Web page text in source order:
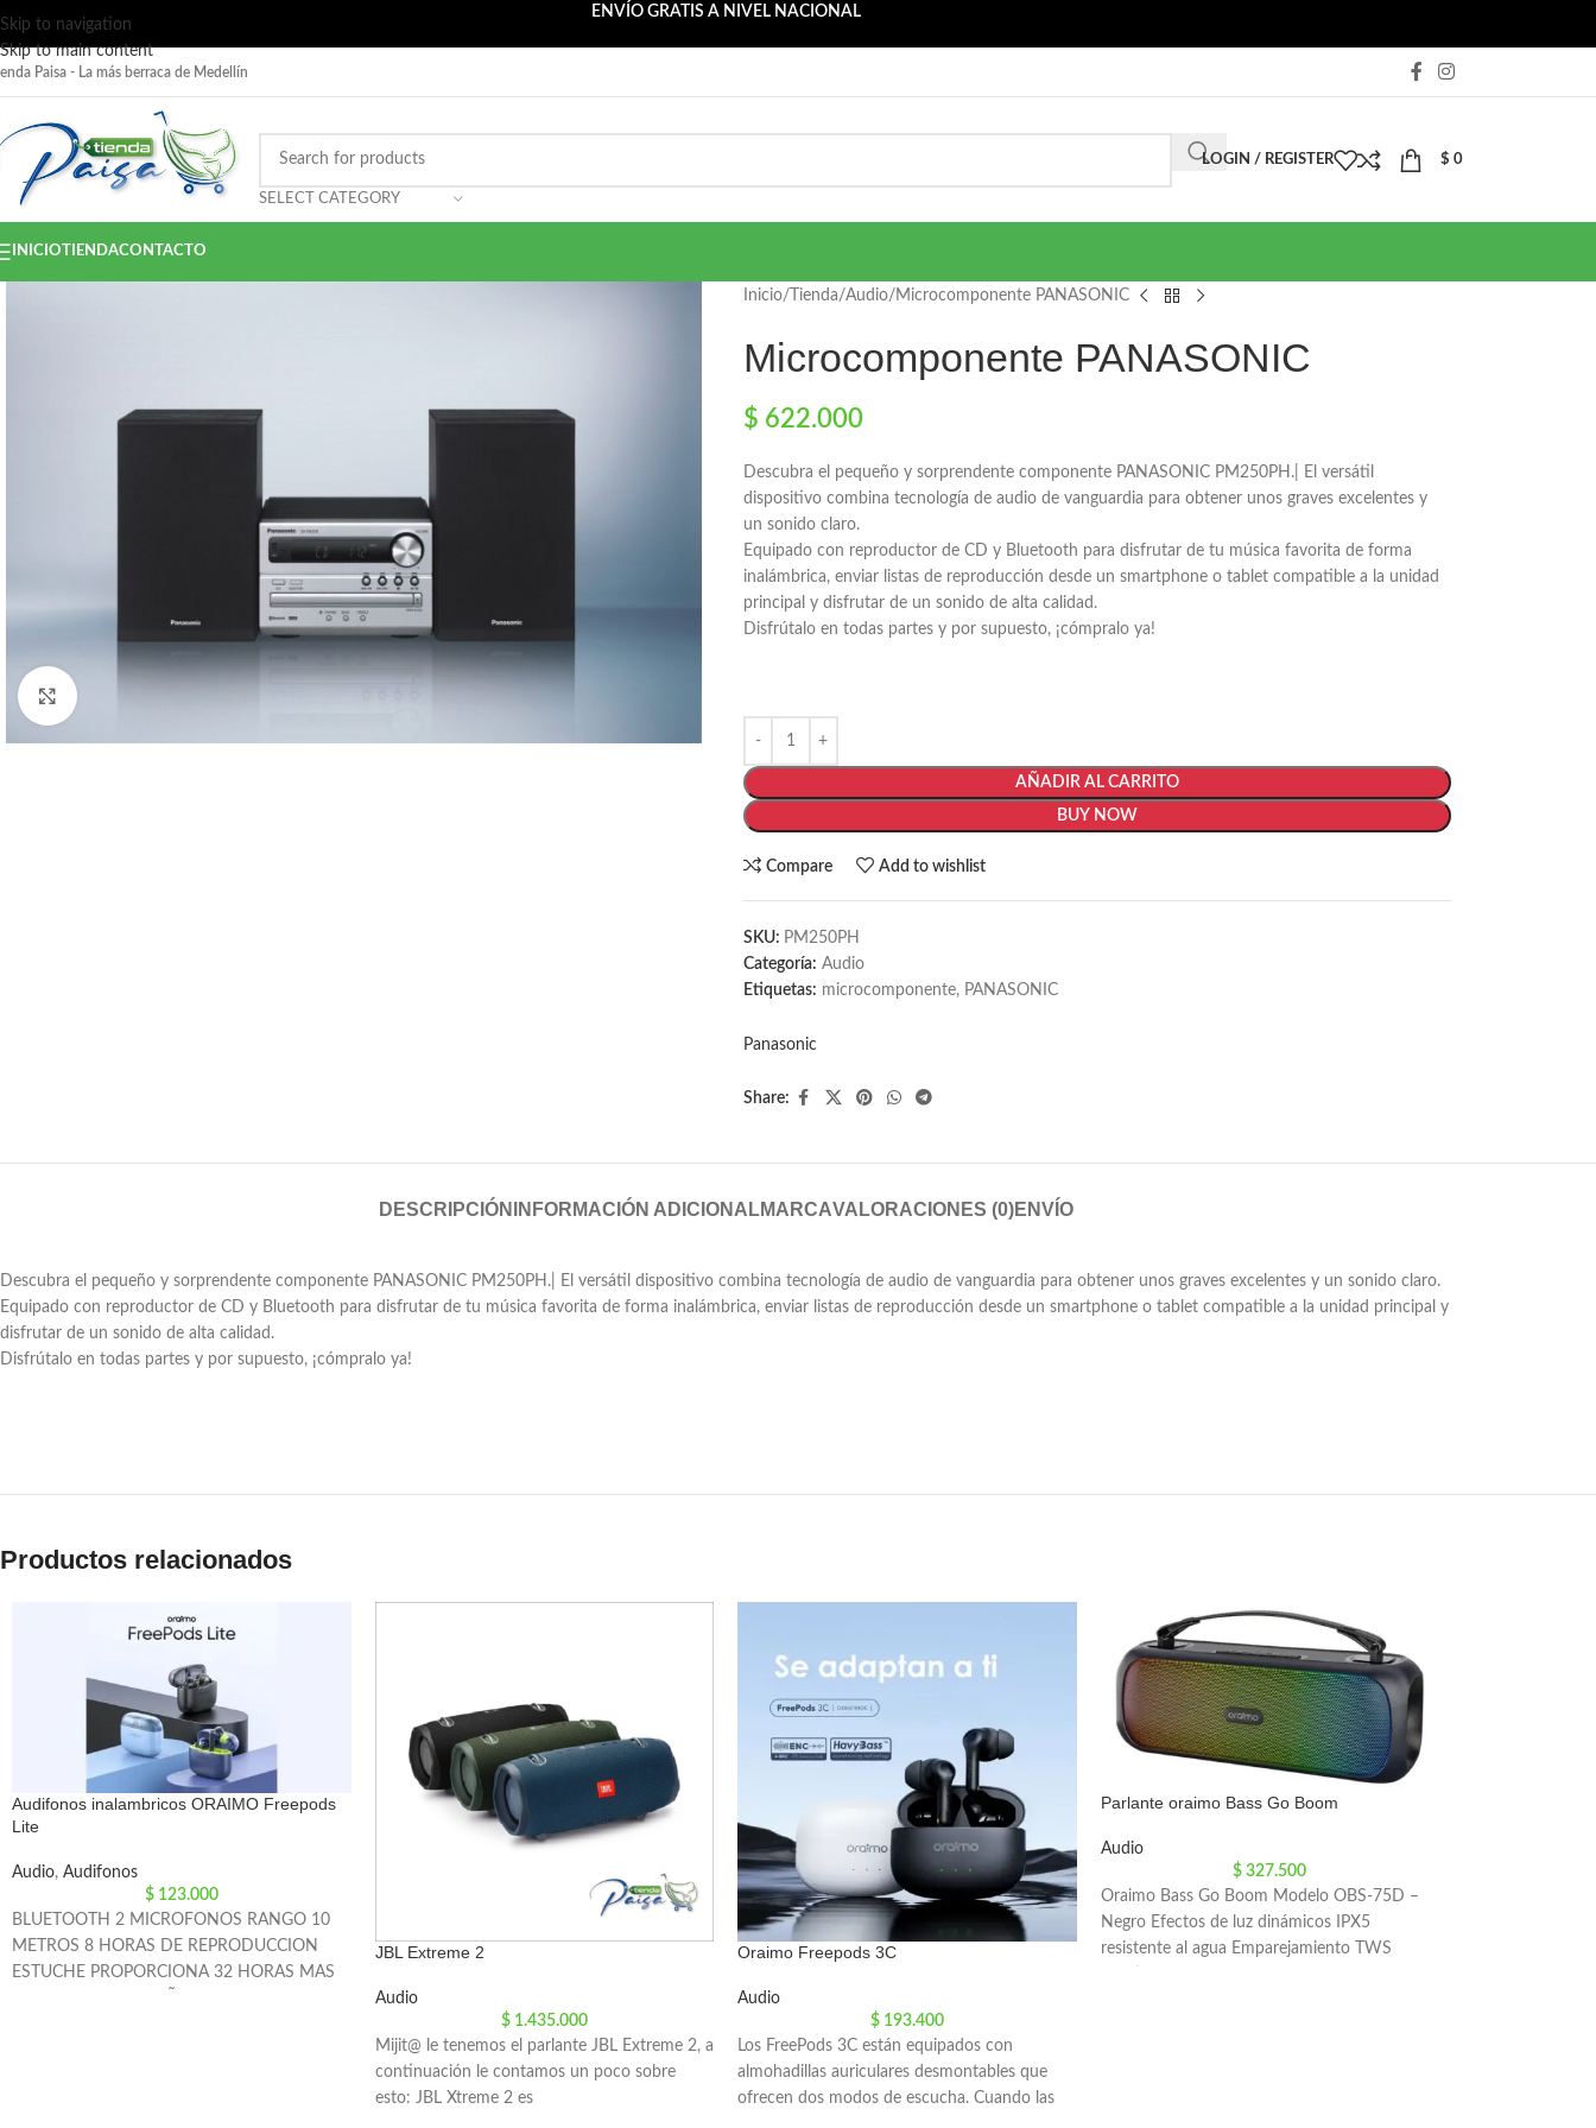
Skip to navigation
Skip to main content
ENVÍO GRATIS A NIVEL NACIONAL
Paisa - La más berraca de Medellín
SELECT CATEGORY
LOGIN / REGISTER $ 0
INICIOTIENDACONTACTO
Inicio Tienda Audio Microcomponente PANASONIC
Microcomponente PANASONIC
$ 622.000
Descubra el pequeño y sorprendente componente PANASONIC PM250PH.| El versátil
dispositivo combina tecnología de audio de vanguardia para obtener unos graves excelentes y
un sonido claro.
Equipado con reproductor de CD y Bluetooth para disfrutar de tu música favorita de forma
inalámbrica, enviar listas de reproducción desde un smartphone o tablet compatible a la unidad
principal y disfrutar de un sonido de alta calidad.
Disfrútalo en todas partes y por supuesto, ¡cómpralo ya!
AÑADIR AL CARRITO
BUY NOW
Compare Add to wishlist
SKU: PM250PH
Categoría: Audio
Etiquetas: microcomponente, PANASONIC
Panasonic
Share:
DESCRIPCIÓN INFORMACIÓN ADICIONALMARCAVALORACIONES (0)ENVÍO
Descubra el pequeño y sorprendente componente PANASONIC PM250PH.| El versátil dispositivo combina tecnología de audio de vanguardia para obtener unos graves excelentes y un sonido claro.
Equipado con reproductor de CD y Bluetooth para disfrutar de tu música favorita de forma inalámbrica, enviar listas de reproducción desde un smartphone o tablet compatible a la unidad principal y
disfrutar de un sonido de alta calidad.
Disfrútalo en todas partes y por supuesto, ¡cómpralo ya!
Productos relacionados
Audifonos inalambricos ORAIMO Freepods
Lite
Audio, Audifonos
$123.000
BLUETOOTH 2 MICROFONOS RANGO 10
METROS 8 HORAS DE REPRODUCCION
ESTUCHE PROPORCIONA 32 HORAS MAS
JBL Extreme 2
Audio
$1.435.000
Mijit@ le tenemos el parlante JBL Extreme 2, a
continuación le contamos un poco sobre
esto: JBL Xtreme 2 es
Oraimo Freepods 3C
Audio
$193.400
Los FreePods 3C están equipados con
almohadillas auriculares desmontables que
ofrecen dos modos de escucha. Cuando las
Parlante oraimo Bass Go Boom
Audio
$ 327.500
Oraimo Bass Go Boom Modelo OBS-75D –
Negro Efectos de luz dinámicos IPX5
resistente al agua Emparejamiento TWS